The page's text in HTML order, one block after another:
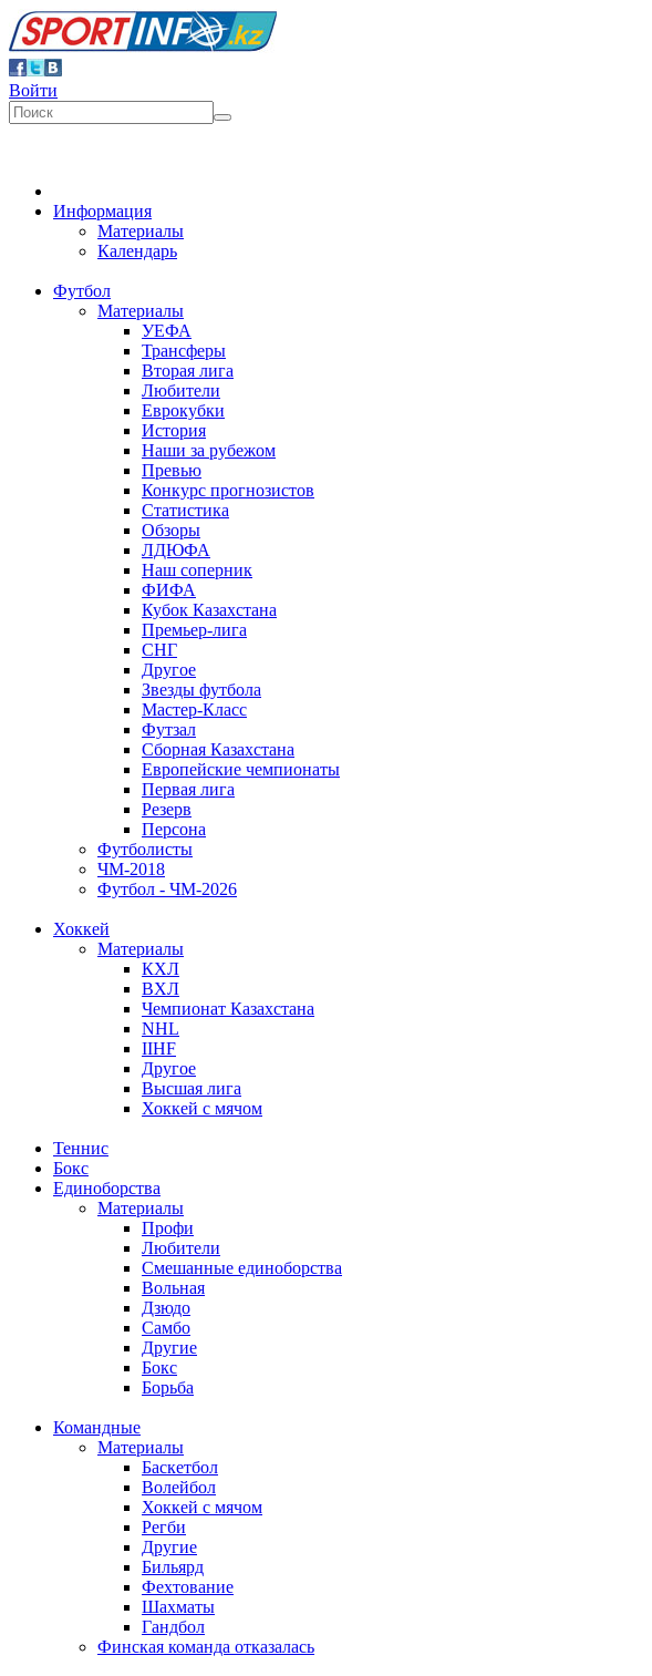
Войти
Информация
Материалы
Календарь
Футбол
Материалы
УЕФА
Трансферы
Вторая лига
Любители
Еврокубки
История
Наши за рубежом
Превью
Конкурс прогнозистов
Статистика
Обзоры
ЛДЮФА
Наш соперник
ФИФА
Кубок Казахстана
Премьер-лига
СНГ
Другое
Звезды футбола
Мастер-Класс
Футзал
Сборная Казахстана
Европейские чемпионаты
Первая лига
Резерв
Персона
Футболисты
ЧМ-2018
Футбол - ЧМ-2026
Хоккей
Материалы
КХЛ
ВХЛ
Чемпионат Казахстана
NHL
IIHF
Другое
Высшая лига
Хоккей с мячом
Теннис
Бокс
Единоборства
Материалы
Профи
Любители
Смешанные единоборства
Вольная
Дзюдо
Самбо
Другие
Бокс
Борьба
Командные
Материалы
Баскетбол
Волейбол
Хоккей с мячом
Регби
Другие
Бильярд
Фехтование
Шахматы
Гандбол
Финская команда отказалась
https://www.sports.kz/news/news-293567-otchet-o-matche-khl-baryis-spartak-3-0